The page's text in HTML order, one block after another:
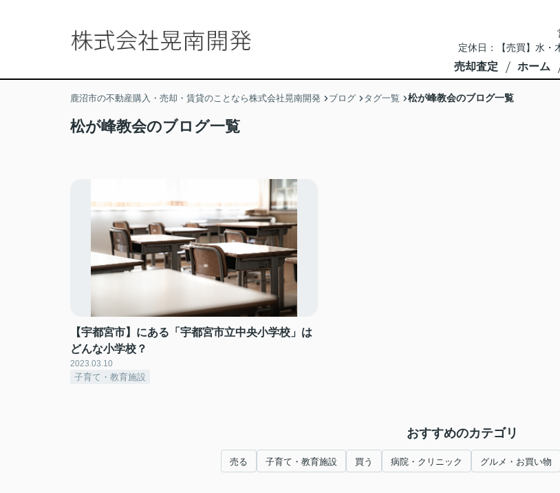
定休日：【売買】水・
売却査定 ホーム
鹿沼市の不動産購入・売却・賃貸のことなら株式会社晃南開発 ブログ タグ一覧 松が峰教会のブログ一覧
松が峰教会のブログ一覧
【宇都宮市】にある「宇都宮市立中央小学校」は
どんな小学校？
2023.03.10
子育て・教育施設
おすすめのカテゴリ
売る 子育て・教育施設 買う 病院・クリニック グルメ・お買い物